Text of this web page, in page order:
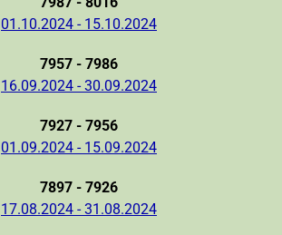
01.10.2024 - 15.10.2024
7957 - 7986
16.09.2024 - 30.09.2024
7927 - 7956
01.09.2024 - 15.09.2024
7897 - 7926
17.08.2024 - 31.08.2024